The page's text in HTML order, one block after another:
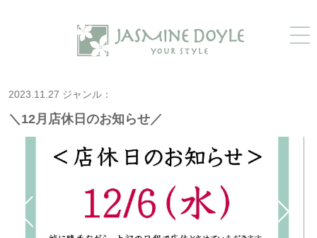
2023.11.27 ジャンル：
＼12月店休日のお知らせ／